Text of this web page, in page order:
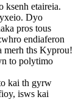
ksenh etaireia.
Dyo
pros tous
endiaferon
merh ths Kyprou!
to polytimo
kai th gyrw
isws kai